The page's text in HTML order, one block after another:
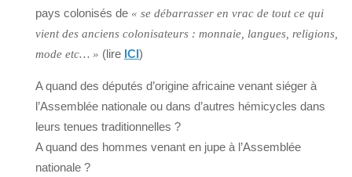
pays colonisés de « se débarrasser en vrac de tout ce qui
vient des anciens colonisateurs : monnaie, langues, religions,
mode etc… » (lire ICI)
A quand des députés d’origine africaine venant siéger à
l’Assemblée nationale ou dans d’autres hémicycles dans
leurs tenues traditionnelles ?
A quand des hommes venant en jupe à l’Assemblée
nationale ?